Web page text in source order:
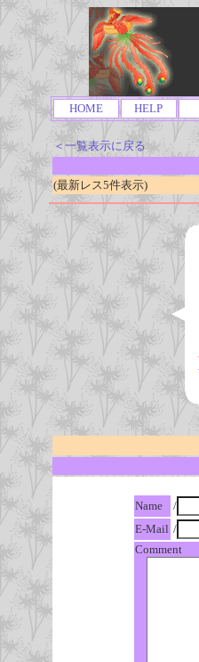
HOME HELP
＜一覧表示に戻る
(最新レス5件表示)
Name
/
E-Mail /
Comment